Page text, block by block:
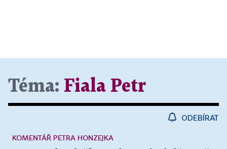
Téma: Fiala Petr
ODEBÍRAT
KOMENTÁŘ PETRA HONZEJKA